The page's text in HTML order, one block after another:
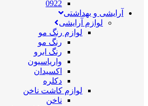
0922
آرایشی و بهداشتی
لوازم آرایشی
لوازم رنگ مو
رنگ مو
رنگ ابرو
واریاسیون
اکسیدان
دکلره
لوازم کاشت ناخن
ناخن